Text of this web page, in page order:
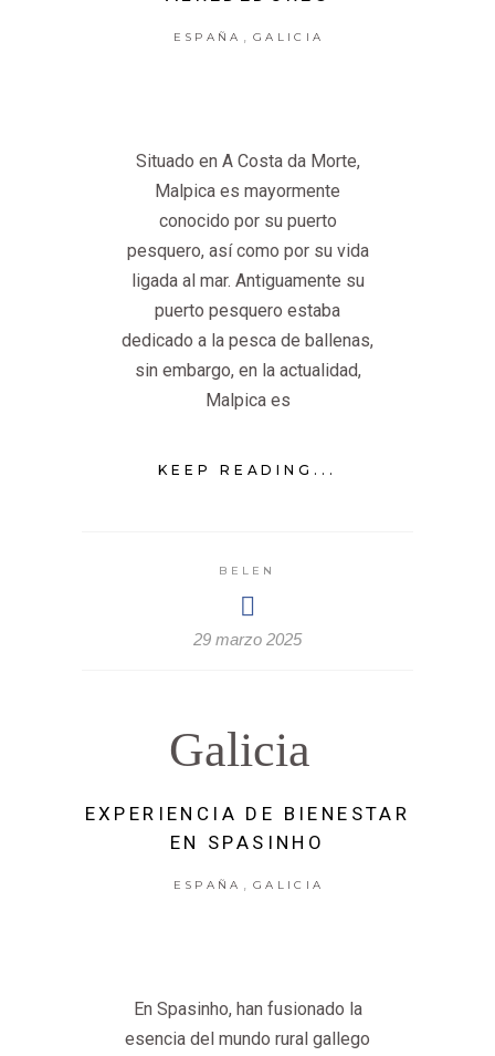
ESPAÑA GALICIA
Situado en A Costa da Morte,
Malpica es mayormente
conocido por su puerto
pesquero, así como por su vida
ligada al mar. Antiguamente su
puerto pesquero estaba
dedicado a la pesca de ballenas,
sin embargo, en la actualidad,
Malpica es
KEEP READING...
BELEN
29 marzo 2025
Galicia
EXPERIENCIA DE BIENESTAR
EN SPASINHO
ESPAÑA GALICIA
En Spasinho, han fusionado la
esencia del mundo rural gallego